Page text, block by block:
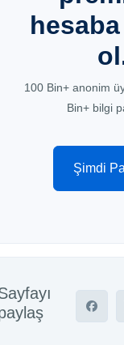
100 Bin+ anonim
Bin+ bilgi
Şimdi